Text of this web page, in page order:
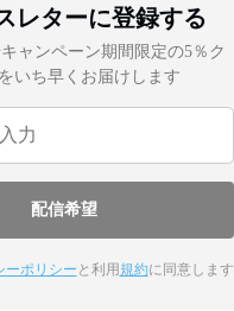
レターに登録する
ャンペーン期間限定の5％ク
いち早くお届けします
ーポリシー と利用規約に同意します